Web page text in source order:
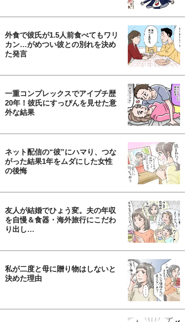
外食で彼氏が1.5人前食べてもワリ
カン…がめつい彼との別れを決め
た発言
一重コンプレックスでアイプチ歴
20年！彼氏にすっぴんを見せた意
外な結果
ネット配信の“彼”にハマり、つな
がった結果1年をムダにした女性
の後悔
友人が結婚でひょう変。夫の年収
を自慢＆食器・海外旅行にこだわ
り出し…
私が二度と母に贈り物はしないと
決めた理由